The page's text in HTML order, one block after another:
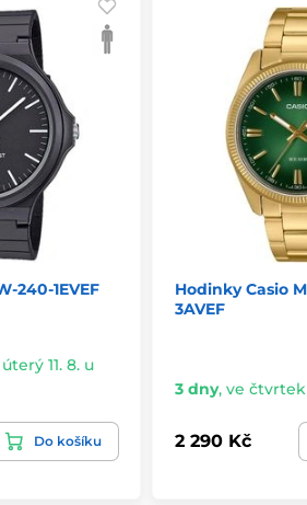
240-1EVEF
11. 8. u
Do košíku
Hodinky Casio
3AVEF
3 dny, ve čtvrtek
2 290 Kč